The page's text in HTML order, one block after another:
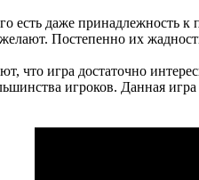
есть даже принадлежность
Постепенно их
игра достаточно
игроков. Данная